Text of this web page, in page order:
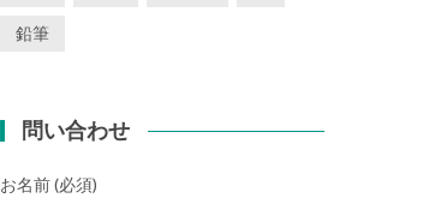
鉛筆
問い合わせ
お名前 (必須)